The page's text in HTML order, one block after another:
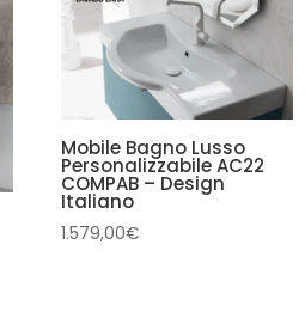
Mobile Bagno Lusso
Personalizzabile AC22
COMPAB – Design
Italiano
1.579,00€